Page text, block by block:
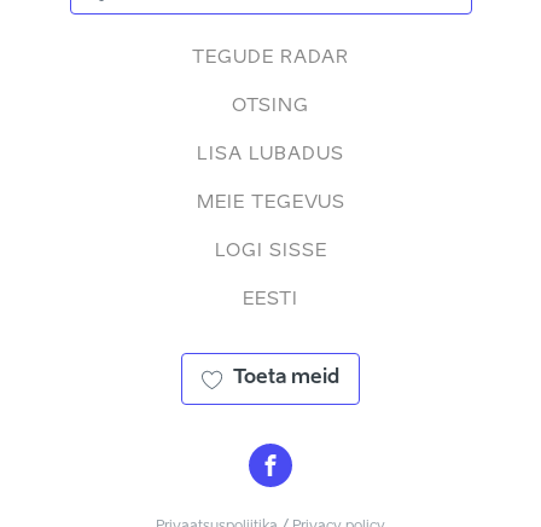
TEGUDE RADAR
OTSING
LISA LUBADUS
MEIE TEGEVUS
LOGI SISSE
EESTI
Toeta meid